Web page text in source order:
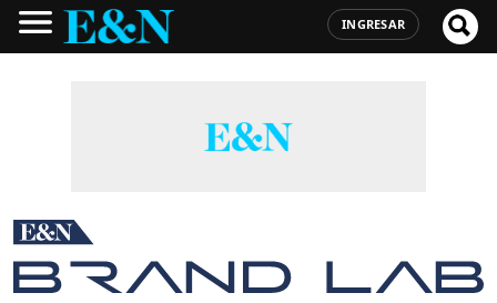
INGRESAR